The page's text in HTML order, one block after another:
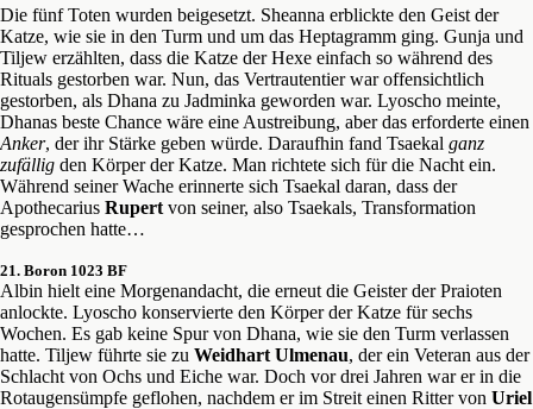
Die fünf Toten wurden beigesetzt. Sheanna erblickte den Geist der
Katze, wie sie in den Turm und um das Heptagramm ging. Gunja und
Tiljew erzählten, dass die Katze der Hexe einfach so während des
Rituals gestorben war. Nun, das Vertrautentier war offensichtlich
gestorben, als Dhana zu Jadminka geworden war. Lyoscho meinte,
Dhanas beste Chance wäre eine Austreibung, aber das erforderte einen
Anker, der ihr Stärke geben würde. Daraufhin fand Tsaekal ganz
zufällig den Körper der Katze. Man richtete sich für die Nacht ein.
Während seiner Wache erinnerte sich Tsaekal daran, dass der
Apothecarius Rupert von seiner, also Tsaekals, Transformation
gesprochen hatte…
21. Boron 1023 BF
Albin hielt eine Morgenandacht, die erneut die Geister der Praioten
anlockte. Lyoscho konservierte den Körper der Katze für sechs
Wochen. Es gab keine Spur von Dhana, wie sie den Turm verlassen
hatte. Tiljew führte sie zu Weidhart Ulmenau, der ein Veteran aus der
Schlacht von Ochs und Eiche war. Doch vor drei Jahren war er in die
Rotaugensümpfe geflohen, nachdem er im Streit einen Ritter von Uriel